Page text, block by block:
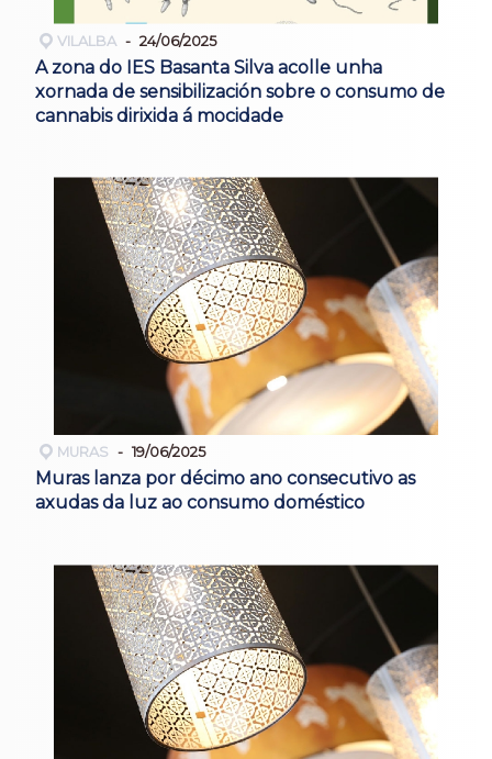
VILALBA 24/06/2025
A zona do IES Basanta Silva acolle unha
xornada de sensibilización sobre o consumo de
cannabis dirixida á mocidade
MURAS 19/06/2025
Muras lanza por décimo ano consecutivo as
axudas da luz ao consumo doméstico